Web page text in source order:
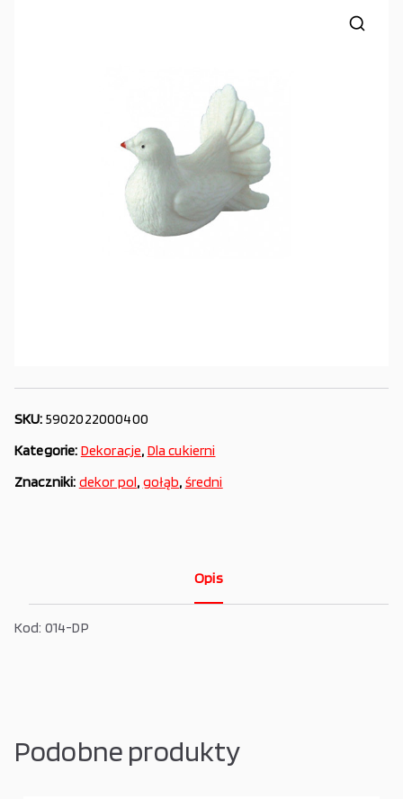
SKU: 5902022000400
Kategorie: Dekoracje, Dla cukierni
Znaczniki: dekor pol, gołąb, średni
Opis
Kod: 014-DP
Podobne produkty